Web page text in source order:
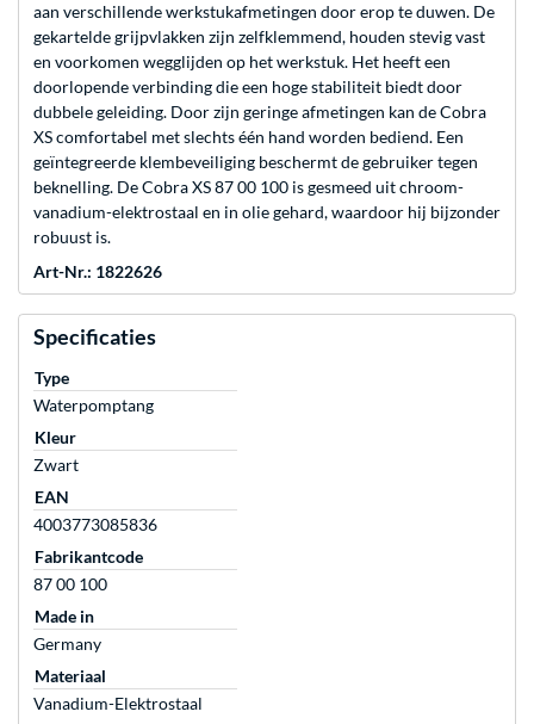
aan verschillende werkstukafmetingen door erop te duwen. De
gekartelde grijpvlakken zijn zelfklemmend, houden stevig vast
en voorkomen wegglijden op het werkstuk. Het heeft een
doorlopende verbinding die een hoge stabiliteit biedt door
dubbele geleiding. Door zijn geringe afmetingen kan de Cobra
XS comfortabel met slechts één hand worden bediend. Een
geïntegreerde klembeveiliging beschermt de gebruiker tegen
beknelling. De Cobra XS 87 00 100 is gesmeed uit chroom-
vanadium-elektrostaal en in olie gehard, waardoor hij bijzonder
robuust is.
Art-Nr.: 1822626
Specificaties
Type
Waterpomptang
Kleur
Zwart
EAN
4003773085836
Fabrikantcode
87 00 100
Made in
Germany
Materiaal
Vanadium-Elektrostaal